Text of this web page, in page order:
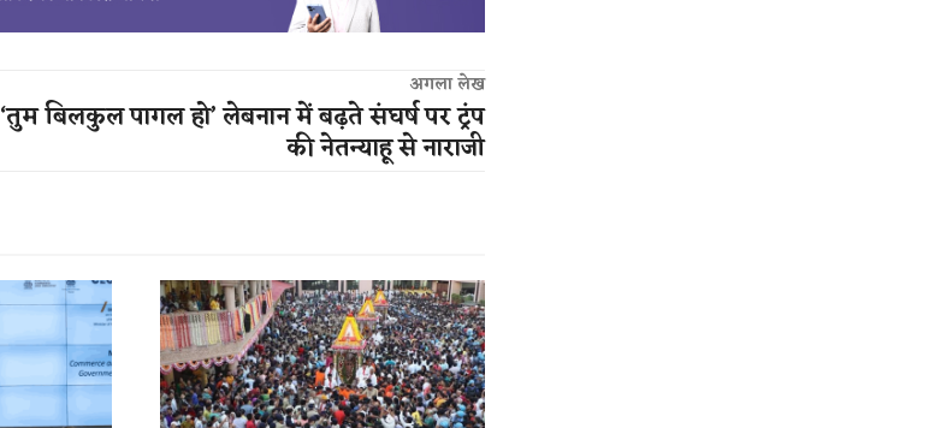
अगला लेख
‘तुम बिलकुल पागल हो’ लेबनान में बढ़ते संघर्ष पर ट्रंप
की नेतन्याहू से नाराजी